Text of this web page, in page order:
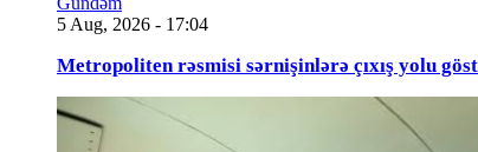
5 Aug, 2026 - 17:04
Metropoliten rəsmisi sərnişinlərə çıxış yolu